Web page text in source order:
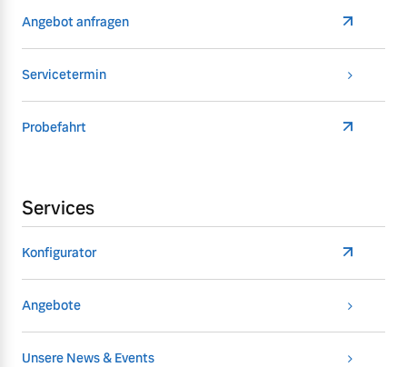
Angebot anfragen
Servicetermin
Probefahrt
Services
Konfigurator
Angebote
Unsere News & Events